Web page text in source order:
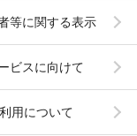
等に関する表示
ビスに向けて
用について